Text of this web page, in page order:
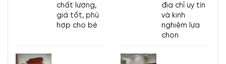
chất lượng,
giá tốt, phù
hợp cho bé
địa chỉ uy tín
và kinh
nghiệm lựa
chọn